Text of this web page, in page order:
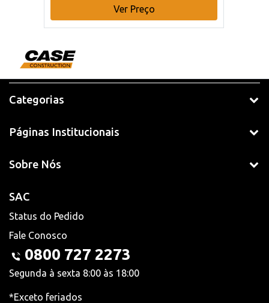
Ver Preço
Categorias
Páginas Institucionais
Sobre Nós
SAC
Status do Pedido
Fale Conosco
0800 727 2273
Segunda à sexta 8:00 às 18:00
*Exceto feriados